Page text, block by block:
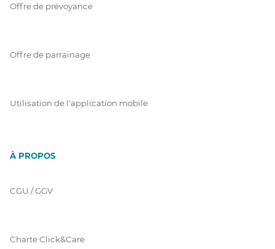
Offre de prévoyance
Offre de parrainage
Utilisation de l'application mobile
À PROPOS
CGU / GGV
Charte Click&Care